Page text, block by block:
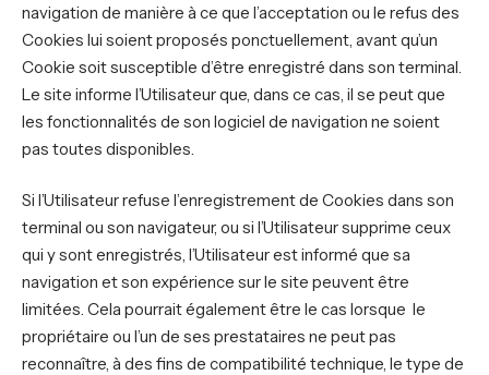
navigation de manière à ce que l’acceptation ou le refus des
Cookies lui soient proposés ponctuellement, avant qu’un
Cookie soit susceptible d’être enregistré dans son terminal.
Le site informe l’Utilisateur que, dans ce cas, il se peut que
les fonctionnalités de son logiciel de navigation ne soient
pas toutes disponibles.
Si l’Utilisateur refuse l’enregistrement de Cookies dans son
terminal ou son navigateur, ou si l’Utilisateur supprime ceux
qui y sont enregistrés, l’Utilisateur est informé que sa
navigation et son expérience sur le site peuvent être
limitées. Cela pourrait également être le cas lorsque le
propriétaire ou l’un de ses prestataires ne peut pas
reconnaître, à des fins de compatibilité technique, le type de